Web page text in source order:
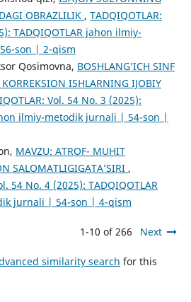
OBRAZLILIK , TADQIQOTLAR:
TADQIQOTLAR jahon ilmiy-
son | 2-qism
Qosimovna, BOSHLANG’ICH SINF
ISHLARNING IJOBIY
Vol. 54 No. 3 (2025):
ilmiy-metodik jurnali | 54-son |
MAVZU: ATROF- MUHIT
SALOMATLIGIGATA’SIRI ,
54 No. 4 (2025): TADQIQOTLAR
jurnali | 54-son | 4-qism
1-10 of 266 Next
similarity search for this